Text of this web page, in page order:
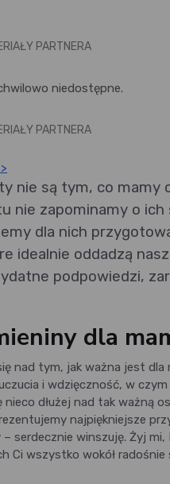
PARTNERA
niedostępne.
PARTNERA
nie są tym, co mamy
nie zapominamy o
dla nich
idealnie oddadzą
podpowiedzi,
dla
nad tym, jak ważna jest dla
i wdzięczność, w
dłużej nad tak ważną
najpiękniejsze
serdecznie winszuję. Żyj
Ci wszystko wokół radośnie